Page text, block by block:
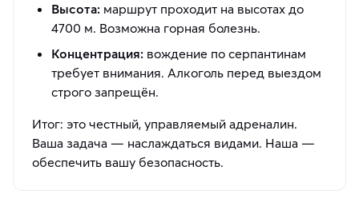
Высота: маршрут проходит на высотах до
4700 м. Возможна горная болезнь.
Концентрация: вождение по серпантинам
требует внимания. Алкоголь перед выездом
строго запрещён.
Итог: это честный, управляемый адреналин.
Ваша задача — наслаждаться видами. Наша —
обеспечить вашу безопасность.